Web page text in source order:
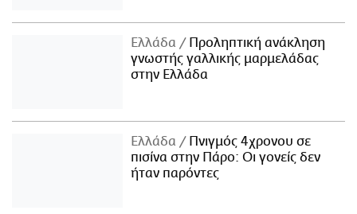
Ελλάδα
Προληπτική ανάκληση
γνωστής γαλλικής μαρμελάδας
στην Ελλάδα
Ελλάδα
Πνιγμός 4χρονου σε
πισίνα στην Πάρο: Οι γονείς δεν
ήταν παρόντες